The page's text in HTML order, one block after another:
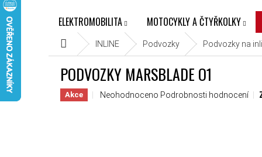
ELEKTROMOBILITA MOTOCYKLY A ČTYŘKOLKY
Domů INLINE Podvozky Podvozky na
PODVOZKY MARSBLADE O1
Akce Průměrné hodnocení produktu je 0,0 z 5
Neohodnoceno Podrobnosti hodnocení